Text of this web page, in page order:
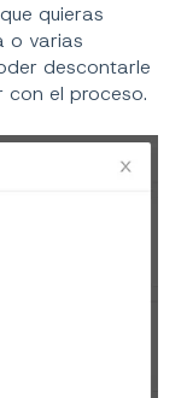
quieras
o varias
descontarle
con el proceso.